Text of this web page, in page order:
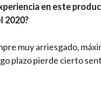
en este
2020?
muy arriesgado,
plazo pierde cierto